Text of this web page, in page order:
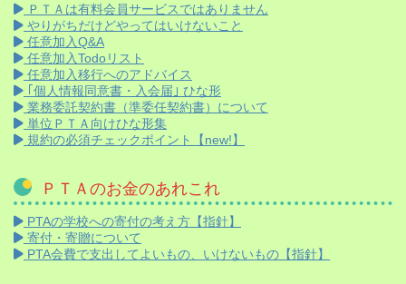
ＰＴＡは有料会員サービスではありません
やりがちだけどやってはいけないこと
任意加入Q&A
任意加入Todoリスト
任意加入移行へのアドバイス
｢個人情報同意書・入会届｣ ひな形
業務委託契約書（準委任契約書）について
単位ＰＴＡ向けひな形集
規約の必須チェックポイント【new!】
ＰＴＡのお金のあれこれ
PTAの学校への寄付の考え方【指針】
寄付・寄贈について
PTA会費で支出してよいもの、いけないもの【指針】